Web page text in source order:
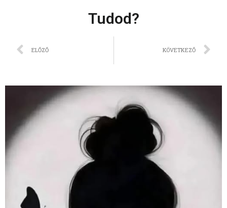
Tudod?
ELŐZŐ KÖVETKEZŐ